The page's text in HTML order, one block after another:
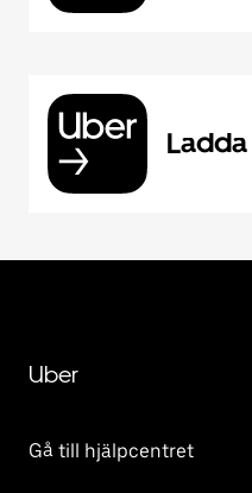
Uber
Gå till hjälpcentret